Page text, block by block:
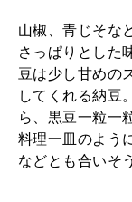
山椒、青じそな
さっぱりとした
豆は少し甘めの
してくれる納豆
ら、黒豆一粒一
料理一皿のよう
などとも合いそ